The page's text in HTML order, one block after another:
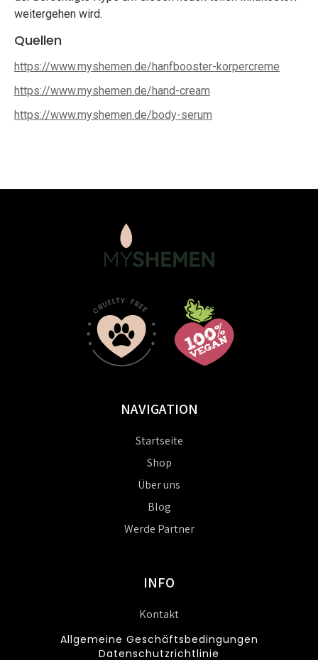
weitergehen wird.
Quellen
https://www.myshemen.de/hanfbooster-korpercreme
https://www.myshemen.de/hand-cream
https://www.myshemen.de/body-serum
NAVIGATION
Startseite
Shop
Über uns
Blog
Werde Partner
INFO
Kontakt
Allgemeine Geschäftsbedingungen
Datenschutzrichtlinie